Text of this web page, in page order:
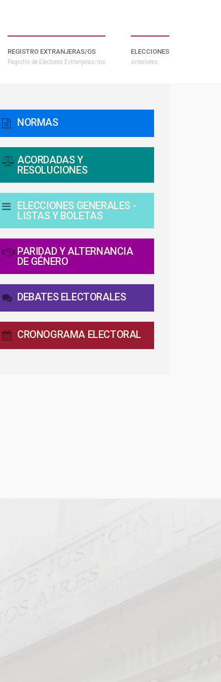
REGISTRO EXTRANJERAS/OS
Registro de Electores Extranjeras/ros
ELECCIONES
Anteriores
NORMAS
ACORDADAS Y
RESOLUCIONES
ELECCIONES GENERALES -
LISTAS Y BOLETAS
PARIDAD Y ALTERNANCIA
DE GÉNERO
DEBATES ELECTORALES
CRONOGRAMA ELECTORAL